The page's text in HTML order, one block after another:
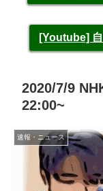
[Youtube]
2020/7/9
22:00~
速報・ニュース